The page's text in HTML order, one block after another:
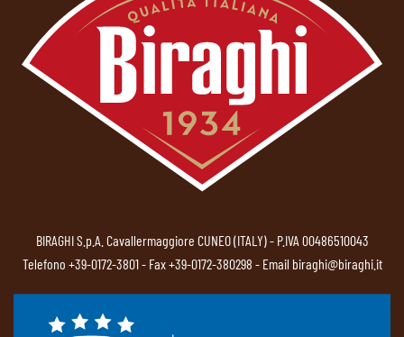
BIRAGHI S.p.A. Cavallermaggiore CUNEO (ITALY) - P.IVA 00486510043
Telefono +39-0172-3801- Fax +39-0172-380298 - Email biraghi@biraghi.it